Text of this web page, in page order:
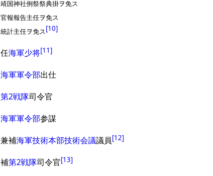
靖国神社例祭祭典掛ヲ免ス
官報報告主任ヲ免ス
統計主任ヲ免ス[10]
任海軍少将[11]
海軍軍令部出仕
第2戦隊司令官
海軍軍令部参謀
兼補海軍技術本部技術会議議員[12]
補第2戦隊司令官[13]